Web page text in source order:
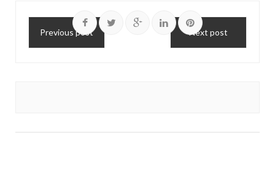
Previous post Next post